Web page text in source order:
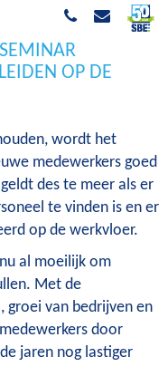
OP DE
wordt het
medewerkers goed
des te meer als er
te vinden is en er
op de werkvloer.
al moeilijk om
Met de
groei van bedrijven en
door
jaren nog lastiger